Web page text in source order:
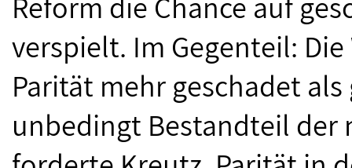
verspielt. Im Gegenteil:
Parität mehr geschadet
unbedingt Bestandteil der